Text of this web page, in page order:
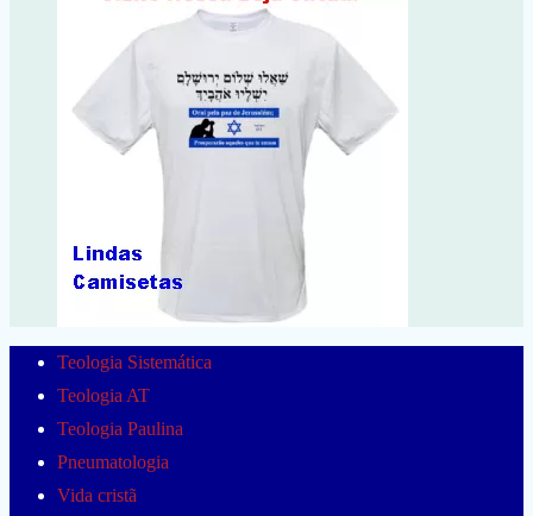
Teologia Sistemática
Teologia AT
Teologia Paulina
Pneumatologia
Vida cristã